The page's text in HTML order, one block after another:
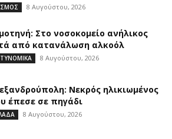
8 Αυγούστου, 2026
Στο νοσοκομείο ανήλικος
από κατανάλωση αλκοόλ
8 Αυγούστου, 2026
Νεκρός ηλικιωμένος
έπεσε σε πηγάδι
8 Αυγούστου, 2026